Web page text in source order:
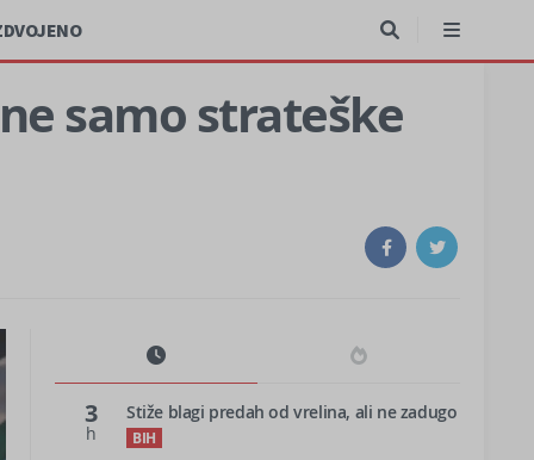
samo strateške
3
h
Stiže blagi predah od vrelina, ali ne zadugo
BIH